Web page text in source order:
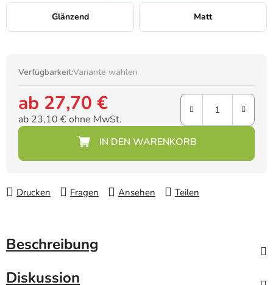
Glänzend Matt
Verfügbarkeit:Variante wählen
ab 27,70 €
ab 23,10 €ohne MwSt.
Verkaufspreis:
Drucken Fragen Ansehen Teilen
Beschreibung
Diskussion